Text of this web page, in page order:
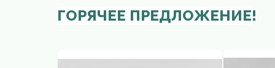
ГОРЯЧЕЕ ПРЕДЛОЖЕНИЕ!